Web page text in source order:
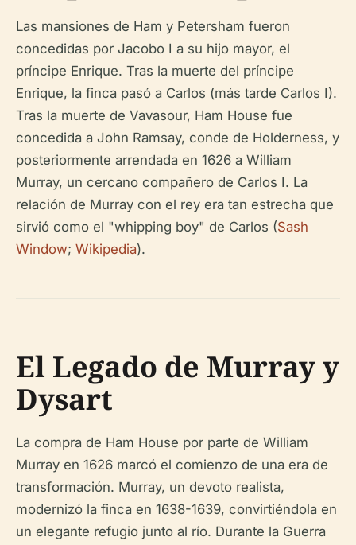
Las mansiones de Ham y Petersham fueron
concedidas por Jacobo I a su hijo mayor, el
príncipe Enrique. Tras la muerte del príncipe
Enrique, la finca pasó a Carlos (más tarde Carlos I).
Tras la muerte de Vavasour, Ham House fue
concedida a John Ramsay, conde de Holderness, y
posteriormente arrendada en 1626 a William
Murray, un cercano compañero de Carlos I. La
relación de Murray con el rey era tan estrecha que
sirvió como el "whipping boy" de Carlos (Sash
Window; Wikipedia).
El Legado de Murray y
Dysart
La compra de Ham House por parte de William
Murray en 1626 marcó el comienzo de una era de
transformación. Murray, un devoto realista,
modernizó la finca en 1638-1639, convirtiéndola en
un elegante refugio junto al río. Durante la Guerra